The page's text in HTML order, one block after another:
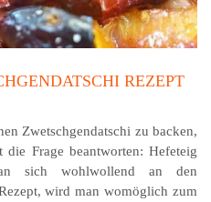
REZEPT
Zwetschgendatschi zu backen,
Frage beantworten: Hefeteig
sich wohlwollend an den
wird man womöglich zum